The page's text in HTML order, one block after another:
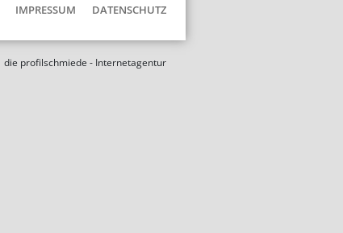
IMPRESSUM DATENSCHUTZ
die profilschmiede - Internetagentur